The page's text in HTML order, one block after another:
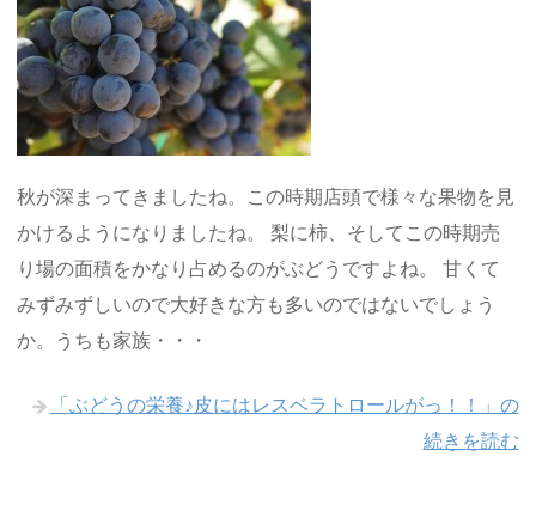
秋が深まってきましたね。この時期店頭で様々な果物を見
かけるようになりましたね。 梨に柿、そしてこの時期売
り場の面積をかなり占めるのがぶどうですよね。 甘くて
みずみずしいので大好きな方も多いのではないでしょう
か。うちも家族・・・
「ぶどうの栄養♪皮にはレスベラトロールがっ！！」の
続きを読む